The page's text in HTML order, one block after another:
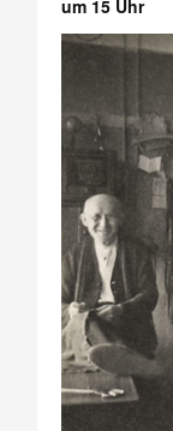
um 15 Uhr